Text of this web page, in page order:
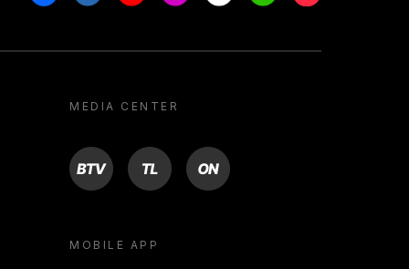
MEDIA CENTER
BTV TL ON
MOBILE APP